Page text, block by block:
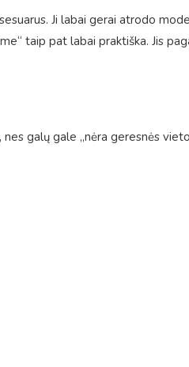
Ji labai gerai atrodo
taip pat labai praktiška. Jis
galų gale „nėra geresnės